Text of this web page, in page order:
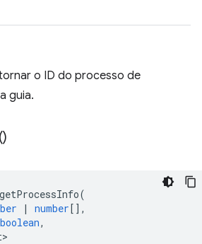
o ID do processo de
guia.
)
getProcessInfo(
| number[],
boolean,